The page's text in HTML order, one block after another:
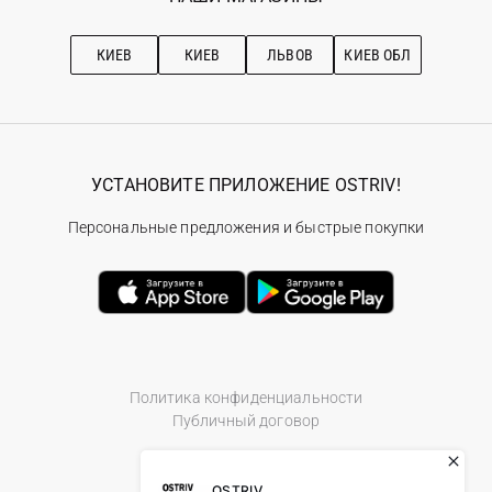
Рекомендации по уходу
КИЕВ КИЕВ ЛЬВОВ КИЕВ ОБЛ
Политика конфиденциальности
Публичный договор
УСТАНОВИТЕ ПРИЛОЖЕНИЕ OSTRIV!
Персональные предложения и быстрые покупки